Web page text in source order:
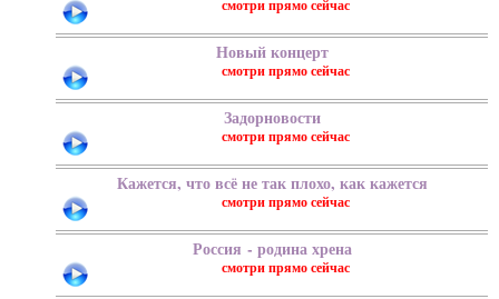
Новый концерт
Задорновости
Кажется, что всё не так плохо, как кажется
Россия - родина хрена